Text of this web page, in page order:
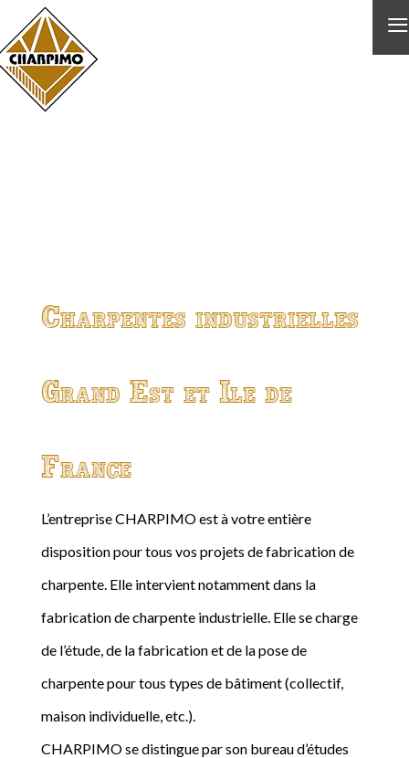
≡
Charpentes industrielles
Grand Est et Ile de
France
L’entreprise CHARPIMO est à votre entière
disposition pour tous vos projets de fabrication de
charpente. Elle intervient notamment dans la
fabrication de charpente industrielle. Elle se charge
de l’étude, de la fabrication et de la pose de
charpente pour tous types de bâtiment (collectif,
maison individuelle, etc.).
CHARPIMO se distingue par son bureau d’études